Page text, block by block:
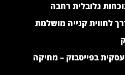
גלובלית רחבה
לחווית קנייה מושלמת
בפייסבוק – מחיקה